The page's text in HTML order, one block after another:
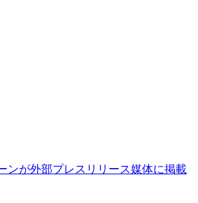
ンが外部プレスリリース媒体に掲載